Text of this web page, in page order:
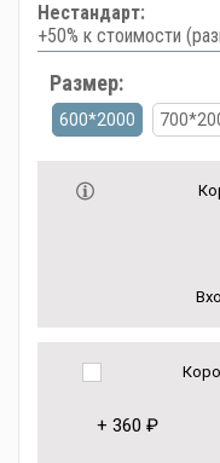
Нестандарт:
+50% к стоимости
Размер:
600*2000
+ 360 ₽